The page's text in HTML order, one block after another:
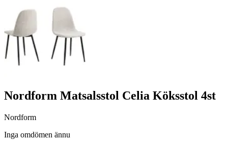
Nordform Matsalsstol Celia Köksstol 4st
Nordform
Inga omdömen ännu